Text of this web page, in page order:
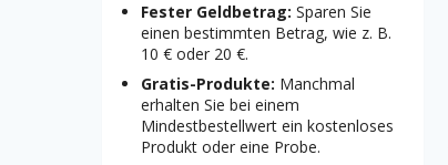
Fester Geldbetrag: Sparen Sie
einen bestimmten Betrag, wie z. B.
10 € oder 20 €.
Gratis-Produkte: Manchmal
erhalten Sie bei einem
Mindestbestellwert ein kostenloses
Produkt oder eine Probe.